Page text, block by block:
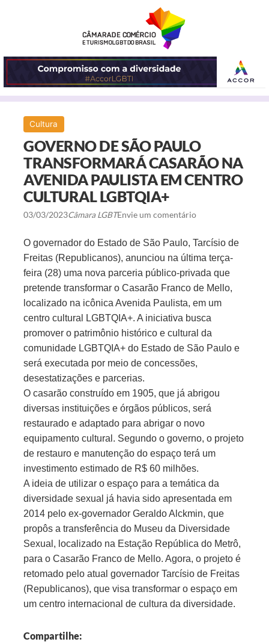
O
MENU
Cultura
GOVERNO DE SÃO PAULO
TRANSFORMARÁ CASARÃO NA
AVENIDA PAULISTA EM CENTRO
CULTURAL LGBTQIA+
03/03/2023Câmara LGBTEnvie um comentário
O governador do Estado de São Paulo, Tarcísio de
Freitas (Republicanos), anunciou na última terça-
feira (28) uma nova parceria público-privada que
pretende transformar o Casarão Franco de Mello,
localizado na icônica Avenida Paulista, em um
centro cultural LGBTQIA+. A iniciativa busca
promover o patrimônio histórico e cultural da
comunidade LGBTQIA+ do Estado de São Paulo e
será executada por meio de concessões,
desestatizações e parcerias.
O casarão construído em 1905, que já abrigou
diversas instituições e órgãos públicos, será
restaurado e adaptado para abrigar o novo
equipamento cultural. Segundo o governo, o projeto
de restauro e manutenção do espaço terá um
investimento estimado de R$ 60 milhões.
A ideia de utilizar o espaço para a temática da
diversidade sexual já havia sido apresentada em
2014 pelo ex-governador Geraldo Alckmin, que
propôs a transferência do Museu da Diversidade
Sexual, localizado na Estação República do Metrô,
para o Casarão Franco de Mello. Agora, o projeto é
retomado pelo atual governador Tarcísio de Freitas
(Republicanos), que visa transformar o espaço em
um centro internacional de cultura da diversidade.
Compartilhe: